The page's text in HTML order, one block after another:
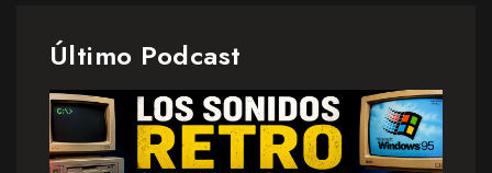
Último Podcast